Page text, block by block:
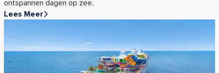
ontspannen dagen op zee.
Lees Meer